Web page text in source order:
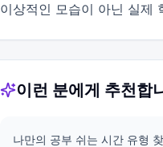
이상적인 모습이 아닌 실제
이런 분에게 추천합
나만의 공부 쉬는 시간 유형